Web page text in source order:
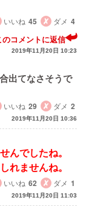
いいね 45 ダメ 4
のコメントに返信
2019年11月20日 10:23
出てなさそうで
いいね 29 ダメ 2
2019年11月20日 10:36
んでしたね。
れませんね。
いいね 62 ダメ 1
2019年11月20日 11:03